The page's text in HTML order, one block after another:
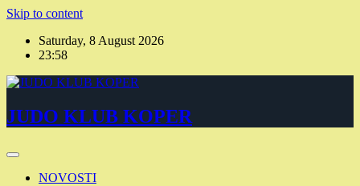
Skip to content
Saturday, 8 August 2026
23:58
JUDO KLUB KOPER
NOVOSTI